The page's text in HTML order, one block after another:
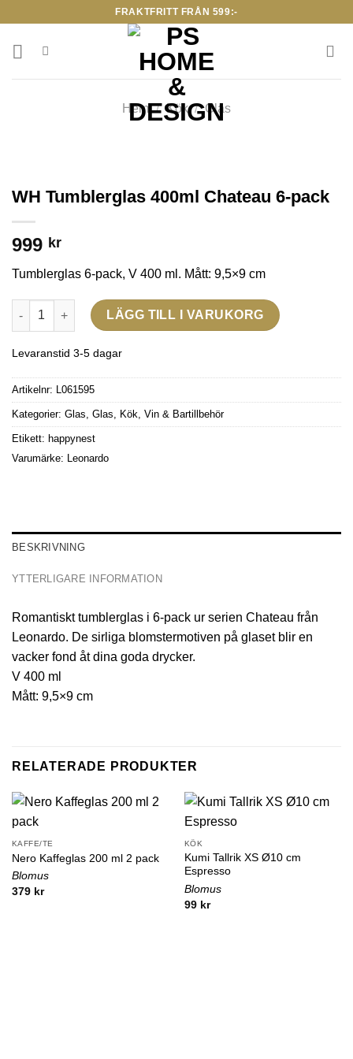
content
FRAKTFRITT FRÅN 599:-
Hem / Kök / Glas
WH Tumblerglas 400ml Chateau 6-pack
999 kr
Tumblerglas 6-pack, V 400 ml. Mått: 9,5×9 cm
WH Tumblerglas 400ml Chateau 6-pack mängd
LÄGG TILL I VARUKORG
Levaranstid 3-5 dagar
Artikelnr: L061595
Kategorier: Glas, Glas, Kök, Vin & Bartillbehör
Etikett: happynest
Varumärke: Leonardo
BESKRIVNING
YTTERLIGARE INFORMATION
Romantiskt tumblerglas i 6-pack ur serien Chateau från
Leonardo. De sirliga blomstermotiven på glaset blir en
vacker fond åt dina goda drycker.
V 400 ml
Mått: 9,5×9 cm
RELATERADE PRODUKTER
KAFFE/TE
Nero Kaffeglas 200 ml 2 pack
Blomus
379 kr
KÖK
Kumi Tallrik XS Ø10 cm
Espresso
Blomus
99 kr